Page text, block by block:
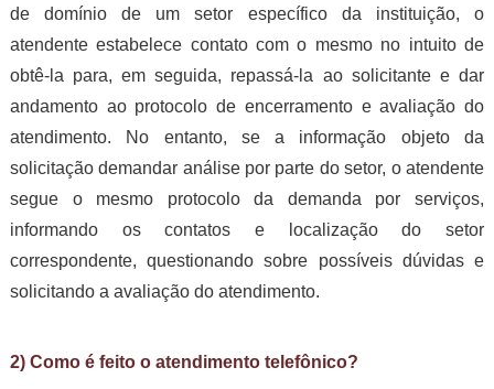
de domínio de um setor específico da instituição, o
atendente estabelece contato com o mesmo no intuito de
obtê-la para, em seguida, repassá-la ao solicitante e dar
andamento ao protocolo de encerramento e avaliação do
atendimento. No entanto, se a informação objeto da
solicitação demandar análise por parte do setor, o atendente
segue o mesmo protocolo da demanda por serviços,
informando os contatos e localização do setor
correspondente, questionando sobre possíveis dúvidas e
solicitando a avaliação do atendimento.
2) Como é feito o atendimento telefônico?